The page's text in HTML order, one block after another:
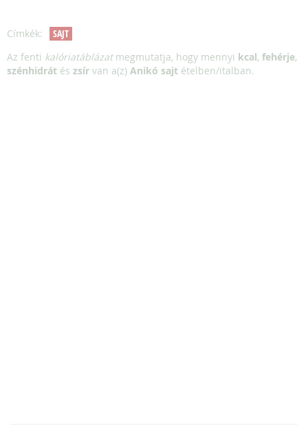
Címkék:
SAJT
Az fenti kalóriatáblázatmegmutatja, hogy mennyi kcal, fehérje,
szénhidrát és zsír van a(z) Anikó sajt ételben/italban.